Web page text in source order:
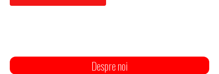
Despre noi